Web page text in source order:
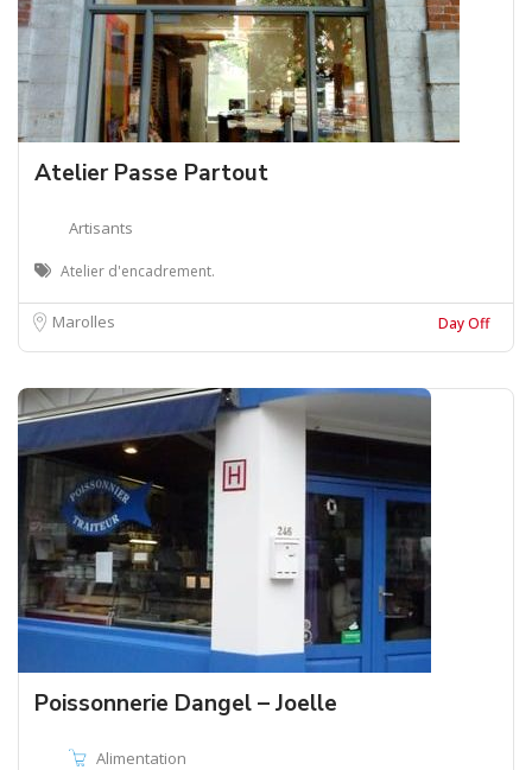
Atelier Passe Partout
Artisants
Atelier d'encadrement.
Marolles Day Off
Poissonnerie Dangel – Joelle
Alimentation